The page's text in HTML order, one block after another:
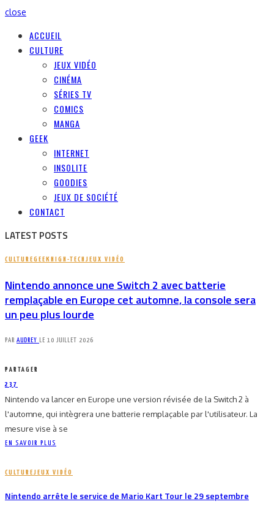
close
ACCUEIL
CULTURE
JEUX VIDÉO
CINÉMA
SÉRIES TV
COMICS
MANGA
GEEK
INTERNET
INSOLITE
GOODIES
JEUX DE SOCIÉTÉ
CONTACT
LATEST POSTS
CULTUREGEEK HIGH-TECH JEUX VIDÉO
Nintendo annonce une Switch 2 avec batterie
remplaçable en Europe cet automne, la console sera
un peu plus lourde
PAR AUDREY LE 10 JUILLET 2026
PARTAGER
237
Nintendo va lancer en Europe une version révisée de la Switch 2 à
l'automne, qui intègrera une batterie remplaçable par l'utilisateur. La
mesure vise à se
EN SAVOIR PLUS
CULTUREJEUX VIDÉO
Nintendo arrête le service de Mario Kart Tour le 29 septembre